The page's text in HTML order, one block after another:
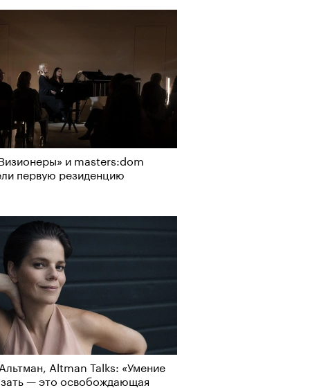
и masters:dom
первую резиденцию
Altman Talks: «Умение
— это освобождающая